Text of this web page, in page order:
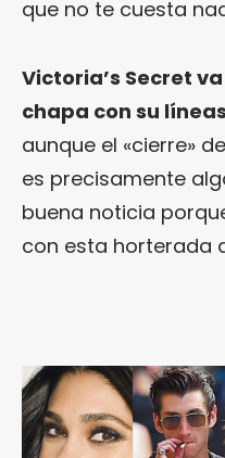
que no te cuesta
Victoria’s Secret
chapa con su
aunque el «cierre»
es precisamente
buena noticia
con esta horterada